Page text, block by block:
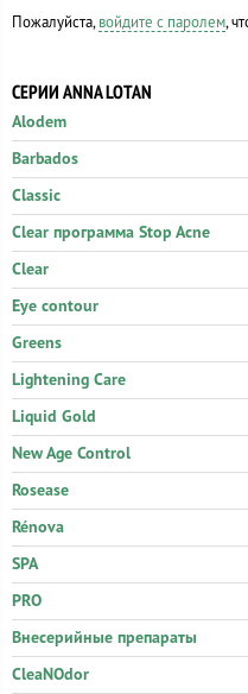
Пожалуйста, войдите с паролем,
СЕРИИ ANNA LOTAN
Alodem
Barbados
Classic
Clear программа Stop Acne
Clear
Eye contour
Greens
Lightening Care
Liquid Gold
New Age Control
Rosease
Rénova
SPA
PRO
Внесерийные препараты
CleaNOdor